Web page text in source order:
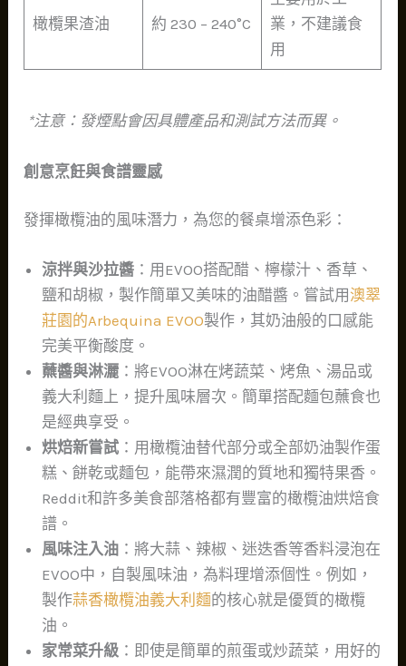
橄欖果渣油 約 230 – 240°C
業，不建議食
用
*注意：發煙點會因具體產品和測試方法而異。
創意烹飪與食譜靈感
發揮橄欖油的風味潛力，為您的餐桌增添色彩：
涼拌與沙拉醬 ：用EVOO搭配醋、檸檬汁、香草、
鹽和胡椒，製作簡單又美味的油醋醬。嘗試用 澳翠
莊園的Arbequina EVOO製作，其奶油般的口感能
完美平衡酸度。
蘸醬與淋灑 ：將EVOO淋在烤蔬菜、烤魚、湯品或
義大利麵上，提升風味層次。簡單搭配麵包蘸食也
是經典享受。
烘焙新嘗試 ：用橄欖油替代部分或全部奶油製作蛋
糕、餅乾或麵包，能帶來濕潤的質地和獨特果香。
Reddit和許多美食部落格都有豐富的橄欖油烘焙食
譜。
風味注入油 ：將大蒜、辣椒、迷迭香等香料浸泡在
EVOO中，自製風味油，為料理增添個性。例如，
製作蒜香橄欖油義大利麵的核心就是優質的橄欖
油。
家常菜升級 ：即使是簡單的煎蛋或炒蔬菜，用好的